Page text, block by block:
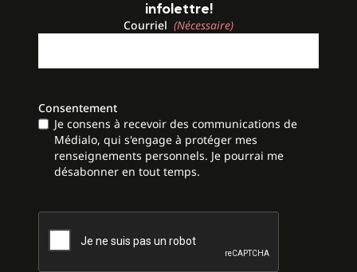
infolettre!
Courriel (Nécessaire)
Consentement
Je consens à recevoir des communications de
Médialo, qui s'engage à protéger mes
renseignements personnels. Je pourrai me
désabonner en tout temps.
CAPTCHA